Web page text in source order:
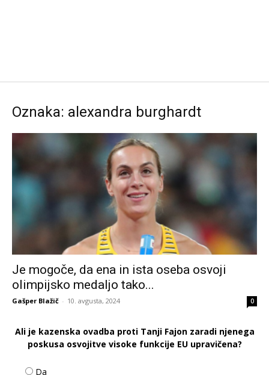
Oznaka: alexandra burghardt
Je mogoče, da ena in ista oseba osvoji
olimpijsko medaljo tako...
Gašper Blažič - 10. avgusta, 2024 0
Ali je kazenska ovadba proti Tanji Fajon zaradi njenega
poskusa osvojitve visoke funkcije EU upravičena?
Da